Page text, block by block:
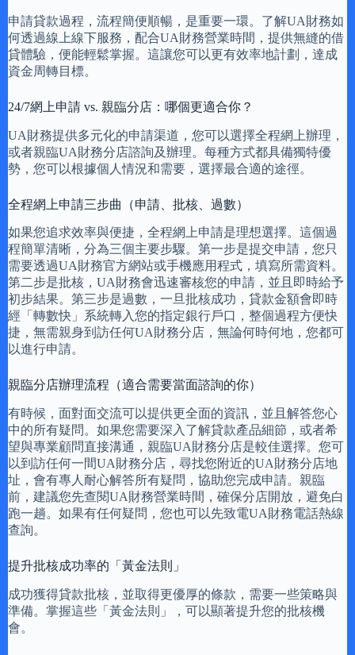
申請貸款過程，流程簡便順暢，是重要一環。了解UA財務如
何透過線上線下服務，配合UA財務營業時間，提供無縫的借
貸體驗，便能輕鬆掌握。這讓您可以更有效率地計劃，達成
資金周轉目標。
24/7網上申請 vs. 親臨分店：哪個更適合你？
UA財務提供多元化的申請渠道，您可以選擇全程網上辦理，
或者親臨UA財務分店諮詢及辦理。每種方式都具備獨特優
勢，您可以根據個人情況和需要，選擇最合適的途徑。
全程網上申請三步曲（申請、批核、過數）
如果您追求效率與便捷，全程網上申請是理想選擇。這個過
程簡單清晰，分為三個主要步驟。第一步是提交申請，您只
需要透過UA財務官方網站或手機應用程式，填寫所需資料。
第二步是批核，UA財務會迅速審核您的申請，並且即時給予
初步結果。第三步是過數，一旦批核成功，貸款金額會即時
經「轉數快」系統轉入您的指定銀行戶口，整個過程方便快
捷，無需親身到訪任何UA財務分店，無論何時何地，您都可
以進行申請。
親臨分店辦理流程（適合需要當面諮詢的你）
有時候，面對面交流可以提供更全面的資訊，並且解答您心
中的所有疑問。如果您需要深入了解貸款產品細節，或者希
望與專業顧問直接溝通，親臨UA財務分店是較佳選擇。您可
以到訪任何一間UA財務分店，尋找您附近的UA財務分店地
址，會有專人耐心解答所有疑問，協助您完成申請。親臨
前，建議您先查閱UA財務營業時間，確保分店開放，避免白
跑一趟。如果有任何疑問，您也可以先致電UA財務電話熱線
查詢。
提升批核成功率的「黃金法則」
成功獲得貸款批核，並取得更優厚的條款，需要一些策略與
準備。掌握這些「黃金法則」，可以顯著提升您的批核機
會。